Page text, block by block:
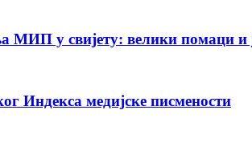
у свијету: велики помаци и
Индекса медијске писмености